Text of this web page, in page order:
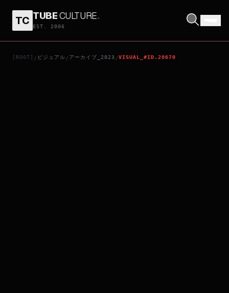
TC TUBECULTURE.
EST. 2006
[ROOT] / ビジュアル / アーカイブ_2023 /VISUAL_#ID.20670
サムシング・ハプンズ・トゥ・ミー